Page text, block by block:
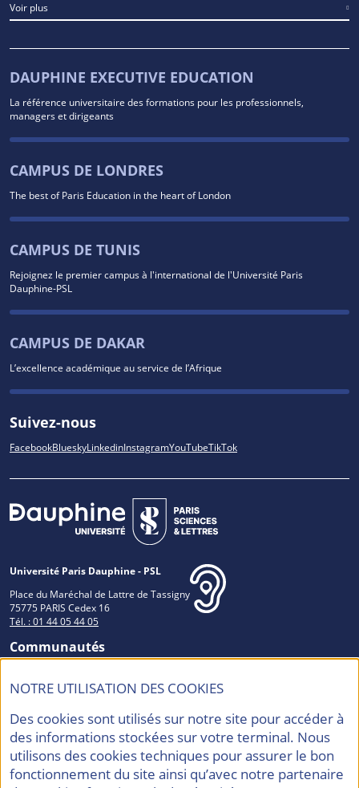
NOTRE UTILISATION DES COOKIES
Des cookies sont utilisés sur notre site pour accéder à
des informations stockées sur votre terminal. Nous
utilisons des cookies techniques pour assurer le bon
fonctionnement du site ainsi qu’avec notre partenaire
Voir plus
DAUPHINE EXECUTIVE EDUCATION
La référence universitaire des formations pour les professionnels,
managers et dirigeants
CAMPUS DE LONDRES
The best of Paris Education in the heart of London
CAMPUS DE TUNIS
Rejoignez le premier campus à l'international de l'Université Paris
Dauphine-PSL
CAMPUS DE DAKAR
L’excellence académique au service de l’Afrique
Suivez-nous
FacebookBlueskyLinkedinInstagramYouTubeTikTok
Université Paris Dauphine - PSL
Place du Maréchal de Lattre de Tassigny
75775 PARIS Cedex 16
Tél. : 01 44 05 44 05
Communautés
Accréditations et Labels